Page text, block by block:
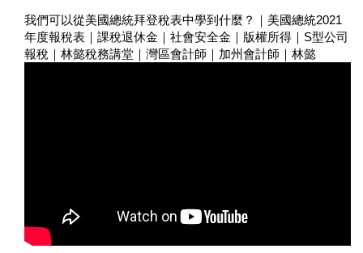
我們可以從美國總統拜登稅表中學到什麼？｜美國總統2021
年度報稅表｜課稅退休金｜社會安全金｜版權所得｜S型公司
報稅｜林懿稅務講堂｜灣區會計師｜加州會計師｜林懿